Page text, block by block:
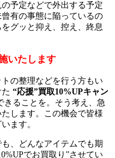
予定などで外出する予定
有の事態に陥っているの
グッと抑え、控え、終息
いたします
の整理などを行う方もい
“応援”買取10%UPキャン
きることを。そう考え、急
します。この機会で皆様
ます。
、どんなアイテムでも期
でお買取り”させてい